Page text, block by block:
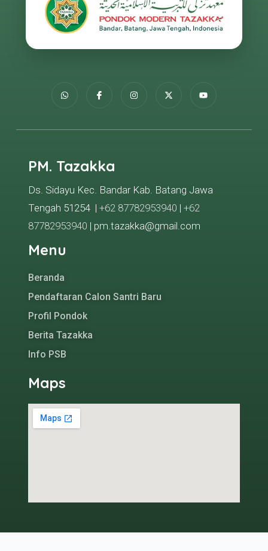
PM. Tazakka
Ds. Sidayu Kec. Bandar Kab. Batang Jawa
Tengah 51254 | +62 87782953940 | +62
87782953940 | pm.tazakka@gmail.com
Menu
Beranda
Pendaftaran Calon Santri Baru
Profil Pondok
Berita Tazakka
Info PSB
Maps